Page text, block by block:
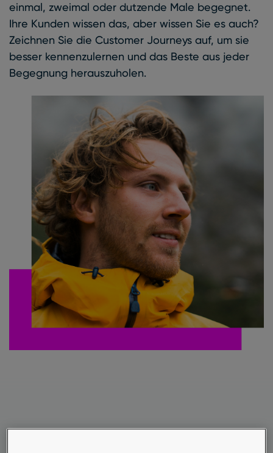
einmal, zweimal oder dutzende Male begegnet.
Ihre Kunden wissen das, aber wissen Sie es auch?
Zeichnen Sie die Customer Journeys auf, um sie
besser kennenzulernen und das Beste aus jeder
Begegnung herauszuholen.